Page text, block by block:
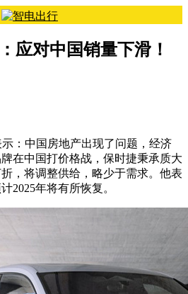
应对中国销量下滑！
：中国房地产出现了问题，经济
在中国打价格战，保时捷秉承质大
，将调整供给，略少于需求。他表
2025年将有所恢复。